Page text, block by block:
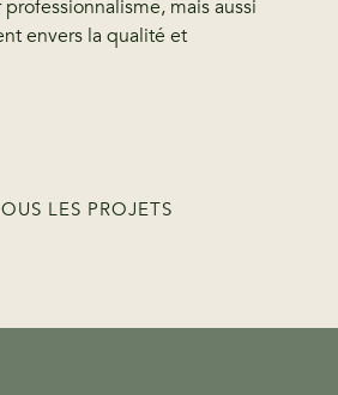
mais aussi
envers la qualité et
LES PROJETS